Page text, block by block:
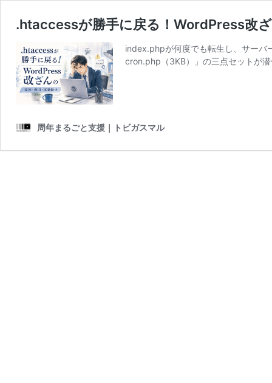
.htaccessが勝手に戻る！WordPress改
index.phpが何度でも転生し、サー
cron.php（3KB）」の三点セットが
周年まるごと支援｜トビガスマル